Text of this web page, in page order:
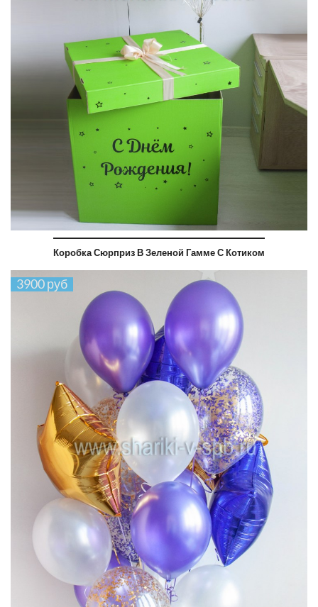
Коробка Сюрприз В Зеленой Гамме С Котиком
3900 руб